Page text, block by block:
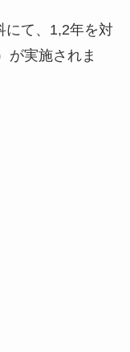
にて、1,2年を対
が実施されま